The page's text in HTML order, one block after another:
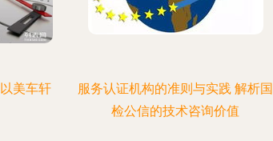
美车轩
服务认证机构的准则与实践 解析国
检公信的技术咨询价值